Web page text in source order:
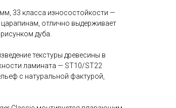
33 класса износостойкости —
отлично выдерживает
дуба.
текстуры древесины в
ламината — ST10/ST22
с натуральной фактурой,